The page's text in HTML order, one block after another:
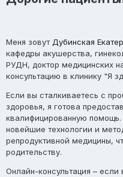
Меня зовутДубинская
кафедры акушерства,
РУДН, доктор медицинских
консультацию в клинику "Я
Если вы сталкиваетесь с
здоровья, я готова
квалифицированную
новейшие технологии и
репродуктивной медицины,
родительству.
Онлайн-консультация – если